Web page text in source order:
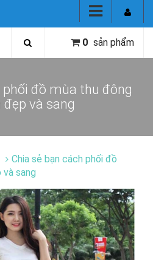
0 sản phẩm
đẹp và sang
Chia sẻ bạn cách phối đồ
sang